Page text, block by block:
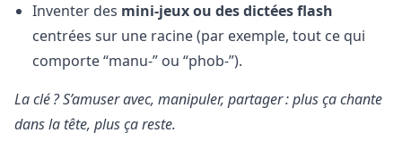
Inventer des mini-jeux ou des dictées flash
centrées sur une racine (par exemple, tout ce qui
comporte “manu-” ou “phob-”).
La clé ? S’amuser avec, manipuler, partager : plus ça chante
dans la tête, plus ça reste.